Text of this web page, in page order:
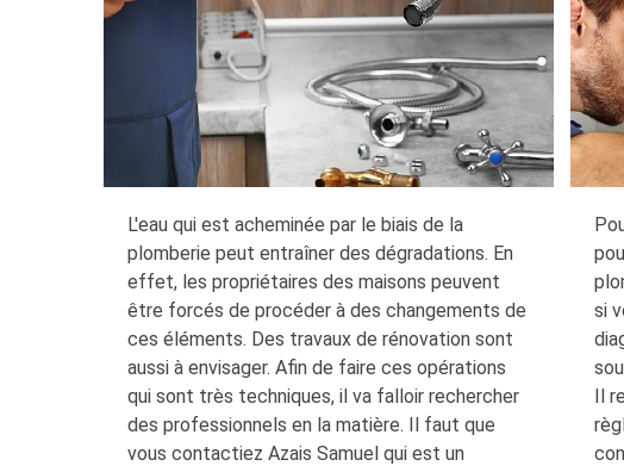
L'eau qui est acheminée par le biais de la
plomberie peut entraîner des dégradations. En
effet, les propriétaires des maisons peuvent
être forcés de procéder à des changements de
ces éléments. Des travaux de rénovation sont
aussi à envisager. Afin de faire ces opérations
qui sont très techniques, il va falloir rechercher
des professionnels en la matière. Il faut que
vous contactiez Azais Samuel qui est un
si
Il